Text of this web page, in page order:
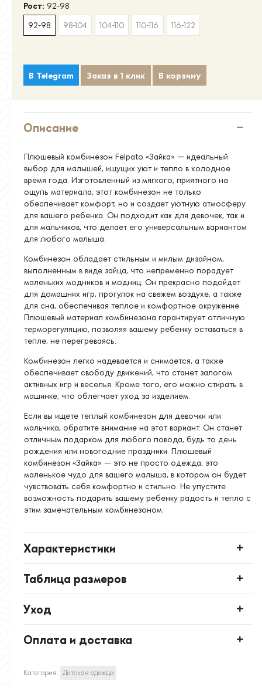
Рост: 92-98
92-98
98-104 104-110 110-116 116-122
В Telegram Заказ в 1 клик В корзину
Описание
Плюшевый комбинезон Felpato «Зайка» — идеальный
выбор для малышей, ищущих уют и тепло в холодное
время года. Изготовленный из мягкого, приятного на
ощупь материала, этот комбинезон не только
обеспечивает комфорт, но и создает уютную атмосферу
для вашего ребенка. Он подходит как для девочек, так и
для мальчиков, что делает его универсальным вариантом
для любого малыша.
Комбинезон обладает стильным и милым дизайном,
выполненным в виде зайца, что непременно порадует
маленьких модников и модниц. Он прекрасно подойдет
для домашних игр, прогулок на свежем воздухе, а также
для сна, обеспечивая теплое и комфортное окружение.
Плюшевый материал комбинезона гарантирует отличную
терморегуляцию, позволяя вашему ребенку оставаться в
тепле, не перегреваясь.
Комбинезон легко надевается и снимается, а также
обеспечивает свободу движений, что станет залогом
активных игр и веселья. Кроме того, его можно стирать в
машинке, что облегчает уход за изделием.
Если вы ищете теплый комбинезон для девочки или
мальчика, обратите внимание на этот вариант. Он станет
отличным подарком для любого повода, будь то день
рождения или новогодние праздники. Плюшевый
комбинезон «Зайка» — это не просто одежда, это
маленькое чудо для вашего малыша, в котором он будет
чувствовать себя комфортно и стильно. Не упустите
возможность подарить вашему ребенку радость и тепло с
этим замечательным комбинезоном.
Характеристики
Таблица размеров
Уход
Оплата и доставка
Категория: Детская одежда